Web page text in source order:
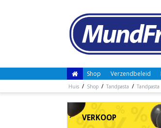
Shop Verzendbeleid
Huis / Shop / Tandpasta /
VERKOOP